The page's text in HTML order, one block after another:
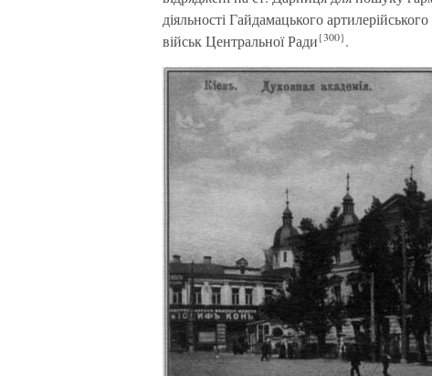
діяльності Гайдамацького
військ Центральної Ради{300}.